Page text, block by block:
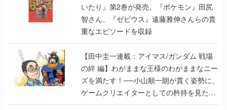
いたり』第2巻が発売。『ポケモン』田尻
智さん、『ゼビウス』遠藤雅伸さんらの貴
重なエピソードを収録
【田中圭一連載：アイマス/ガンダム 戦場
の絆 編】わがままな王様のわがままなニー
ズを満たす！──小山順一朗が貫く姿勢に、
ゲームクリエイターとしての矜持を見た
【若ゲのいたり最終回】